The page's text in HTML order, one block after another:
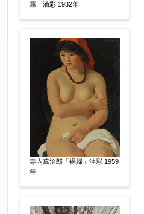
お願い致します。
郵便番号 【必須】
↓郵便番号を入力すると住
れます。番地以下は任意
霧」油彩 1932年
寺内萬治郎「裸婦」油彩 1959
年